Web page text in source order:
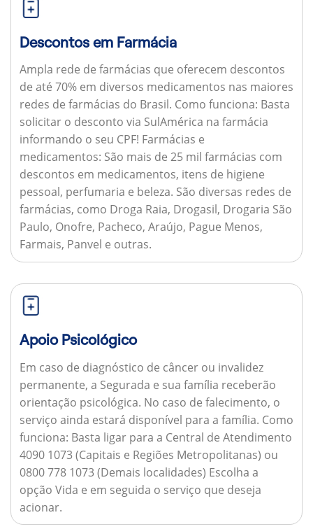
Descontos em Farmácia
Ampla rede de farmácias que oferecem descontos
de até 70% em diversos medicamentos nas maiores
redes de farmácias do Brasil. Como funciona: Basta
solicitar o desconto via SulAmérica na farmácia
informando o seu CPF! Farmácias e
medicamentos: São mais de 25 mil farmácias com
descontos em medicamentos, itens de higiene
pessoal, perfumaria e beleza. São diversas redes de
farmácias, como Droga Raia, Drogasil, Drogaria São
Paulo, Onofre, Pacheco, Araújo, Pague Menos,
Farmais, Panvel e outras.
Apoio Psicológico
Em caso de diagnóstico de câncer ou invalidez
permanente, a Segurada e sua família receberão
orientação psicológica. No caso de falecimento, o
serviço ainda estará disponível para a família. Como
funciona: Basta ligar para a Central de Atendimento
4090 1073 (Capitais e Regiões Metropolitanas) ou
0800 778 1073 (Demais localidades) Escolha a
opção Vida e em seguida o serviço que deseja
acionar.